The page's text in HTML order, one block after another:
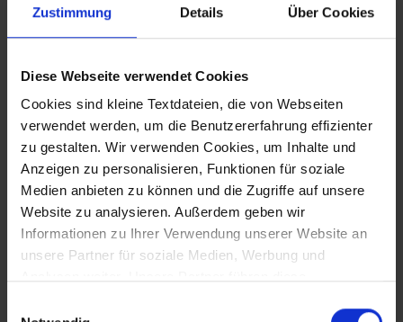
Zustimmung Details Über Cookies
Diese Webseite verwendet Cookies
Cookies sind kleine Textdateien, die von Webseiten
verwendet werden, um die Benutzererfahrung effizienter
zu gestalten. Wir verwenden Cookies, um Inhalte und
Anzeigen zu personalisieren, Funktionen für soziale
Medien anbieten zu können und die Zugriffe auf unsere
Website zu analysieren. Außerdem geben wir
Informationen zu Ihrer Verwendung unserer Website an
unsere Partner für soziale Medien, Werbung und
allem KRITIS-Unternehmen und MSPs NIS2-
konforme Cybersecurity bietet,finden Sie hier.
Wir bei synaforce streben alle nach Innovation und
sind dabei immer auf der Suche nach der besten
Lösung, um Nachhaltigkeit zu fördern und echte
Mehrwerte zu liefern.Finde auch Du Deinen
Weg bei synaforce und arbeite dort, wo aus einem
Miteinander Innovationen der Zukunft entstehen!